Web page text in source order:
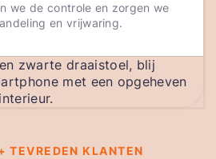
we de controle en zorgen we
en vrijwaring.
KLANTEN